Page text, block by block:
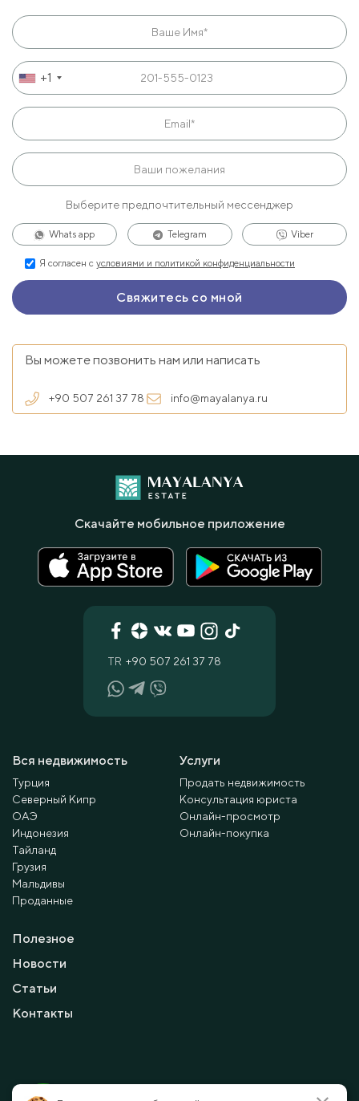
+1
Выберите предпочтительный мессенджер
Whats app Telegram Viber
Я согласен с условиями и политикой конфиденциальности
Вы можете позвонить нам или написать
+90 507 261 37 78 info@mayalanya.ru
Вся недвижимость
Турция
Северный Кипр
ОАЭ
Индонезия
Тайланд
Грузия
Мальдивы
Проданные
Услуги
Продать недвижимость
Консультация юриста
Онлайн-просмотр
Онлайн-покупка
Полезное
Новости
Статьи
Контакты
TR +90 507 261 37 78
Скачайте мобильное приложение